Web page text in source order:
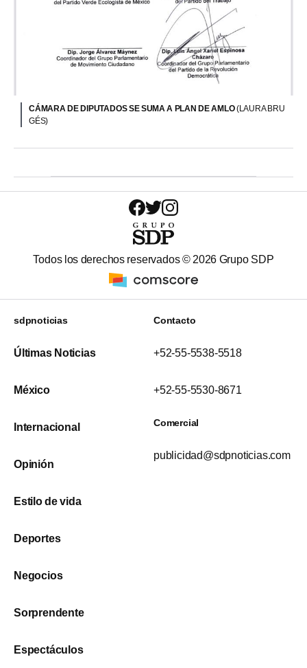
CÁMARA DE DIPUTADOS SE SUMA A PLAN DE AMLO(LAURA BRU
GÉS)
Todos los derechos reservados © 2026 Grupo SDP
sdpnoticias
Últimas Noticias
México
Internacional
Opinión
Estilo de vida
Deportes
Negocios
Sorprendente
Espectáculos
Contacto
+52-55-5538-5518
+52-55-5530-8671
Comercial
publicidad@sdpnoticias.com